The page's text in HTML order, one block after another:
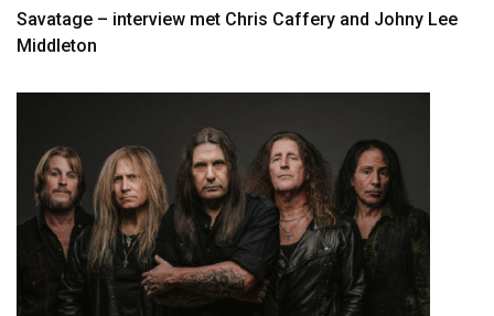
Savatage – interview met Chris Caffery and Johny Lee
Middleton